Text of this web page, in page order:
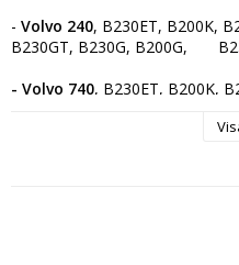
- Volvo 240, B230ET, B200K,
B230GT, B230G, B200G,
- Volvo 740, B230ET, B200K,